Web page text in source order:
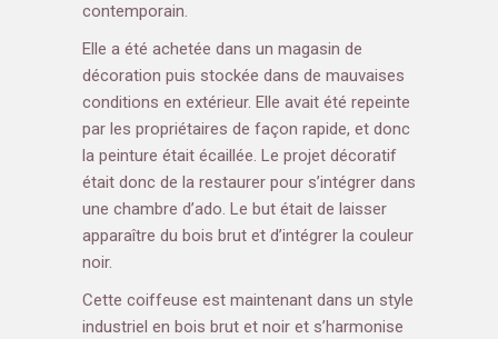
contemporain.
Elle a été achetée dans un magasin de
décoration puis stockée dans de mauvaises
conditions en extérieur. Elle avait été repeinte
par les propriétaires de façon rapide, et donc
la peinture était écaillée. Le projet décoratif
était donc de la restaurer pour s’intégrer dans
une chambre d’ado. Le but était de laisser
apparaître du bois brut et d’intégrer la couleur
noir.
Cette coiffeuse est maintenant dans un style
industriel en bois brut et noir et s’harmonise